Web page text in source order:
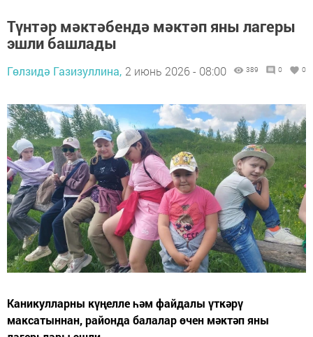
Түнтәр мәктәбендә мәктәп яны лагеры
эшли башлады
Гөлзидә Газизуллина, 2 июнь 2026 - 08:00 389 0 0
Каникулларны күңелле һәм файдалы үткәрү
максатыннан, районда балалар өчен мәктәп яны